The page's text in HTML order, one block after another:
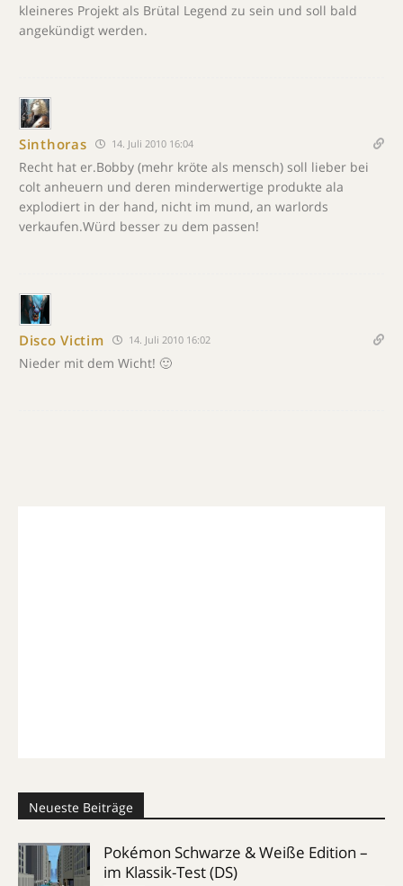
kleineres Projekt als Brütal Legend zu sein und soll bald
angekündigt werden.
Sinthoras 14. Juli 2010 16:04
Recht hat er.Bobby (mehr kröte als mensch) soll lieber bei
colt anheuern und deren minderwertige produkte ala
explodiert in der hand, nicht im mund, an warlords
verkaufen.Würd besser zu dem passen!
Disco Victim 14. Juli 2010 16:02
Nieder mit dem Wicht! 🙂
Neueste Beiträge
Pokémon Schwarze & Weiße Edition –
im Klassik-Test (DS)